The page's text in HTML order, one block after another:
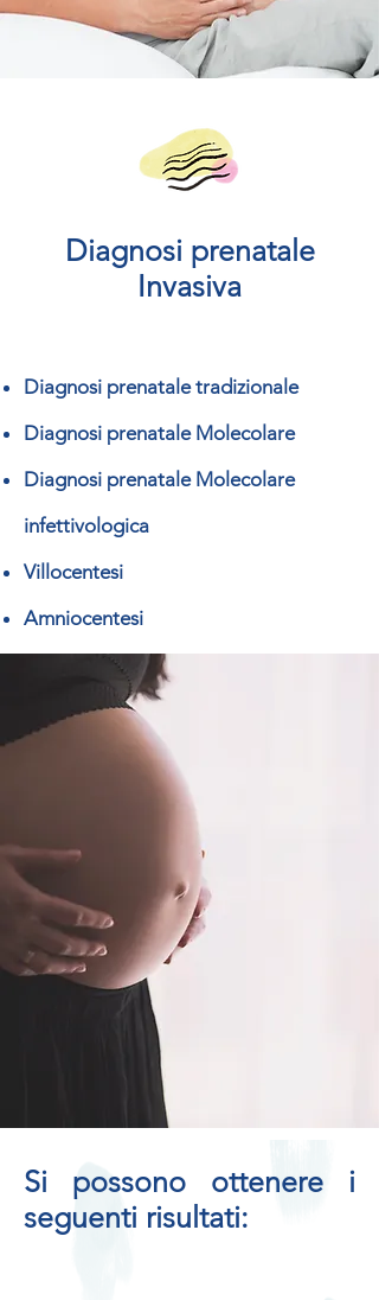
Diagnosi prenatale
Invasiva
Diagnosi prenatale tradizionale
Diagnosi prenatale Molecolare
Diagnosi prenatale Molecolare
infettivologica
Villocentesi
Amniocentesi
Si possono ottenere i
seguenti risultati: